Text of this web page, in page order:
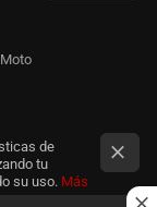
de
tu
su uso. Más